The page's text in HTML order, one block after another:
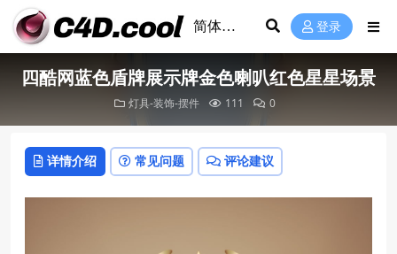
登录
四酷网蓝色盾牌展示牌金色喇叭红色星星场景
灯具-装饰-摆件 111 0
详情介绍 常见问题 评论建议